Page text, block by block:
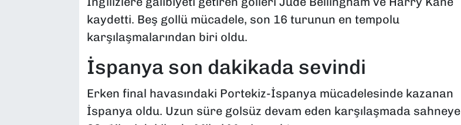
kaydetti. Beş gollü mücadele, son 16 turunun en tempolu
karşılaşmalarından biri oldu.
İspanya son dakikada sevindi
Erken final havasındaki Portekiz-İspanya mücadelesinde kazanan
İspanya oldu. Uzun süre golsüz devam eden karşılaşmada sahneye